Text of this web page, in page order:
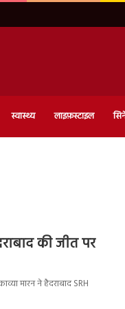
स्वास्थ्य लाइफ़स्टाइल
की जीत पर
मारन ने हैदराबाद SRH